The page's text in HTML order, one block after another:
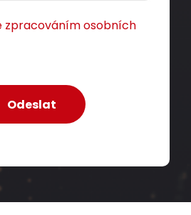
zpracováním osobních